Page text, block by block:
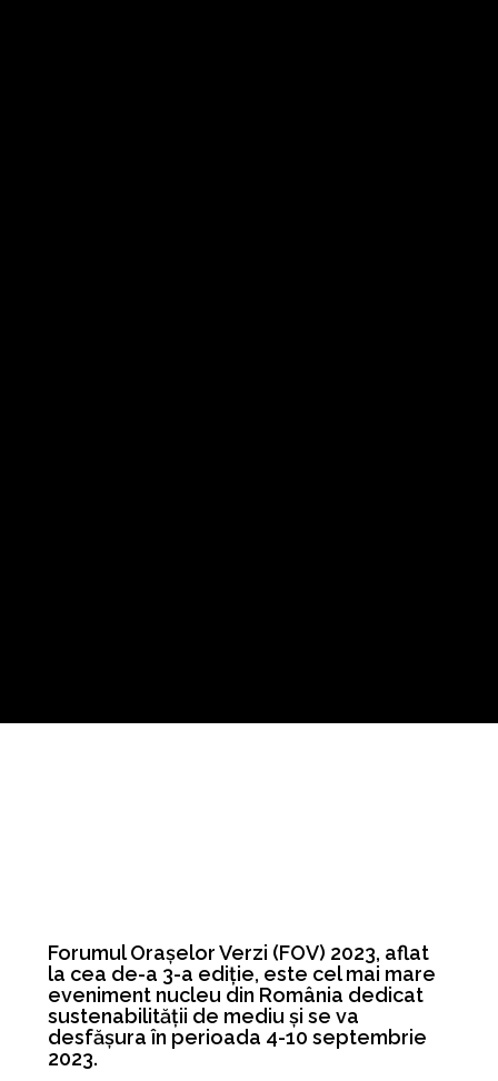
Forumul Orașelor Verzi (FOV) 2023, aflat
la cea de-a 3-a ediție, este cel mai mare
eveniment nucleu din România dedicat
sustenabilității de mediu și se va
desfășura în perioada 4-10 septembrie
2023.